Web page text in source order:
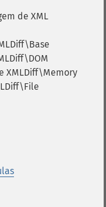
de XML
XMLDiff\Memory